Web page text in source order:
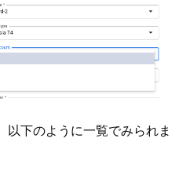
下のように一覧でみられま